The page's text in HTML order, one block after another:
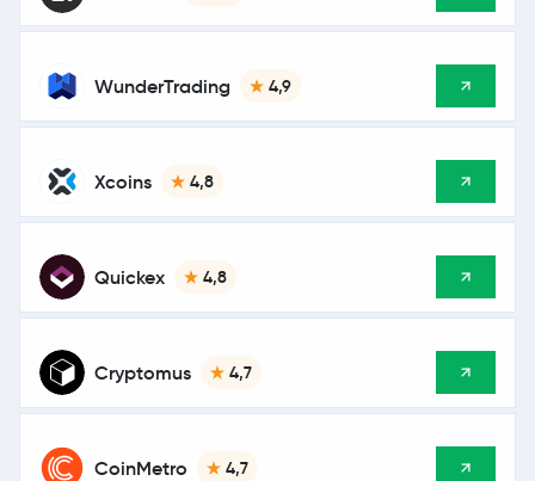
WunderTrading 4,9
Xcoins 4,8
Quickex 4,8
Cryptomus 4,7
CoinMetro 4,7